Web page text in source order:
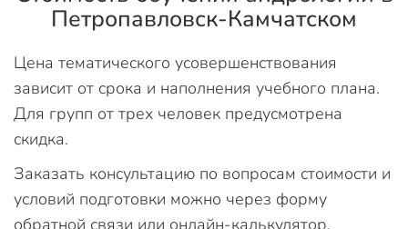
Петропавловск-Камчатском
Цена тематического усовершенствования
зависит от срока и наполнения учебного плана.
Для групп от трех человек предусмотрена
скидка.
Заказать консультацию по вопросам стоимости и
условий подготовки можно через форму
обратной связи или онлайн-калькулятор.